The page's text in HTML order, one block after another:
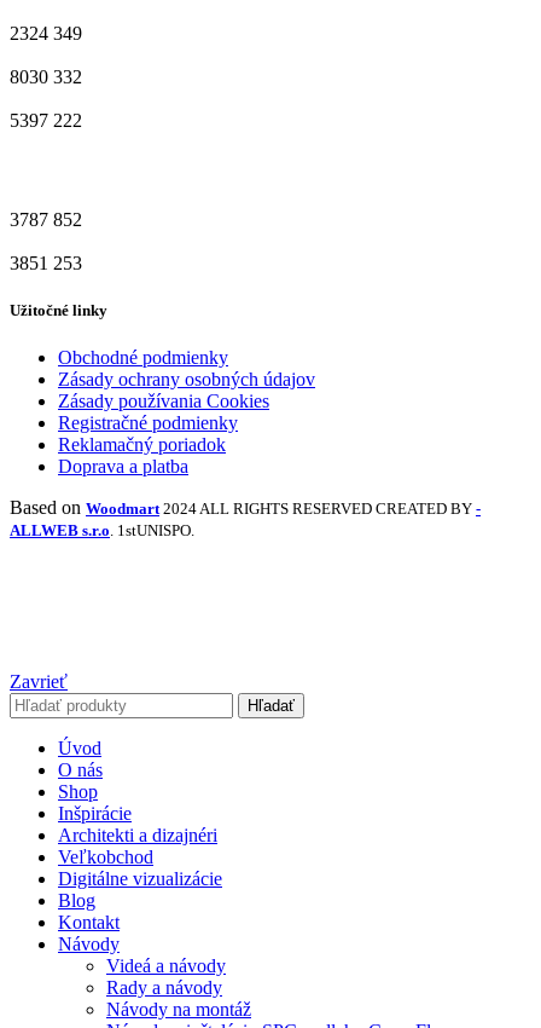
2324 349
8030 332
5397 222
3787 852
3851 253
Užitočné linky
Obchodné podmienky
Zásady ochrany osobných údajov
Zásady používania Cookies
Registračné podmienky
Reklamačný poriadok
Doprava a platba
Based on Woodmart 2024 ALL RIGHTS RESERVED CREATED BY -
ALLWEB s.r.o. 1stUNISPO.
Zavrieť
Hľadať
Úvod
O nás
Shop
Inšpirácie
Architekti a dizajnéri
Veľkobchod
Digitálne vizualizácie
Blog
Kontakt
Návody
Videá a návody
Rady a návody
Návody na montáž